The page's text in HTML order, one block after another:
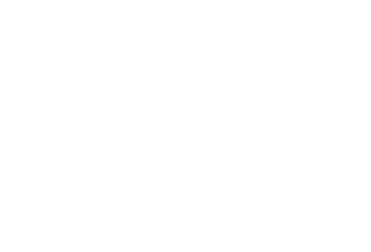
et à faire sur l’île aux